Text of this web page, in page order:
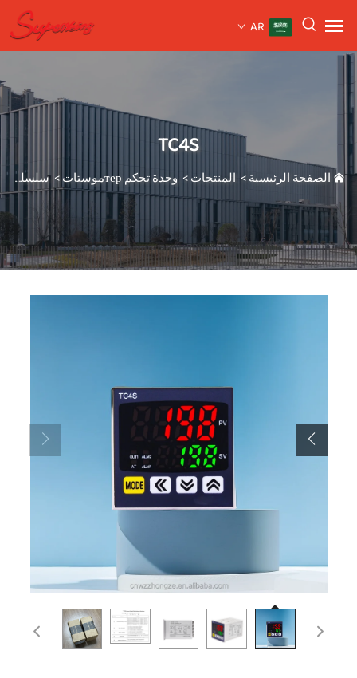
AR
TC4S
الصفحة الرئيسية> المنتجات> وحدة تحكم терموستات >سلسلة TC